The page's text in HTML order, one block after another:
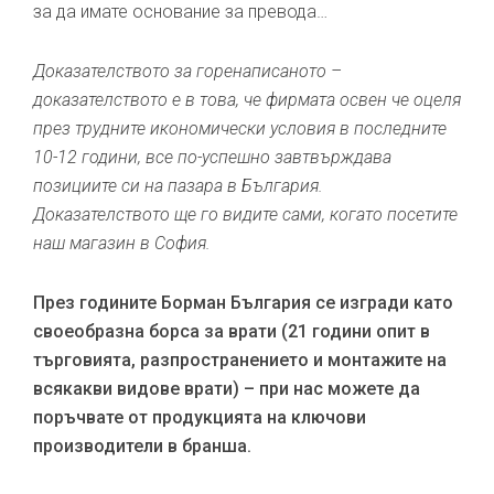
за да имате основание за превода…
Доказателството за горенаписаното –
доказателството е в това, че фирмата освен че оцеля
през трудните икономически условия в последните
10-12 години, все по-успешно завтвърждава
позициите си на пазара в България.
Доказателството ще го видите сами, когато посетите
наш магазин в София.
През годините Борман България се изгради като
своеобразна борса за врати (21 години опит в
търговията, разпространението и монтажите на
всякакви видове врати) – при нас можете да
поръчвате от продукцията на ключови
производители в бранша.